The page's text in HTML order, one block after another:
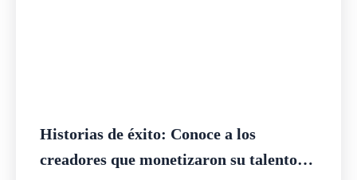
Historias de éxito: Conoce a los
creadores que monetizaron su talento